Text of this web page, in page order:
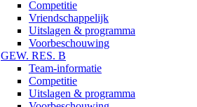
Competitie
Vriendschappelijk
Uitslagen & programma
Voorbeschouwing
GEW. RES. B
Team-informatie
Competitie
Uitslagen & programma